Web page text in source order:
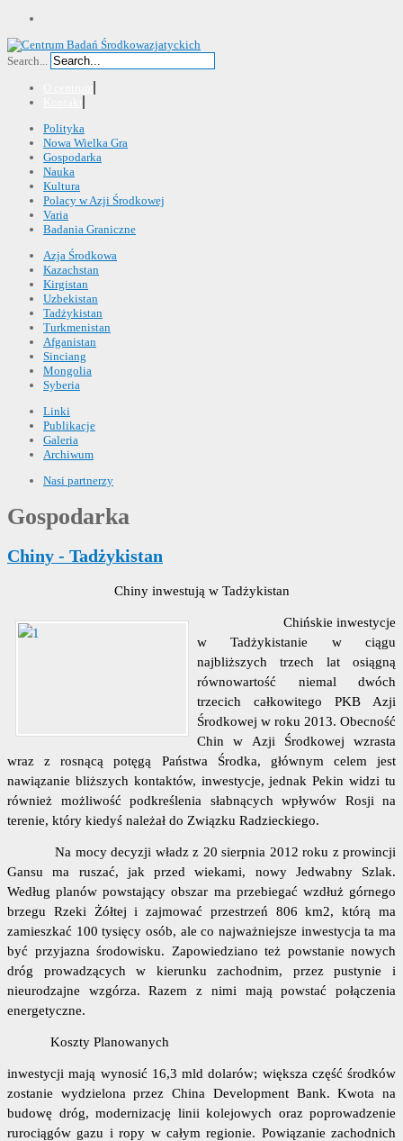
Search...
Polityka
Nowa Wielka Gra
Gospodarka
Nauka
Kultura
Polacy w Azji Środkowej
Varia
Badania Graniczne
Azja Środkowa
Kazachstan
Kirgistan
Uzbekistan
Tadżykistan
Turkmenistan
Afganistan
Sinciang
Mongolia
Syberia
Linki
Publikacje
Galeria
Archiwum
Nasi partnerzy
Gospodarka
Chiny - Tadżykistan
Chiny inwestują w Tadżykistan
Chińskie inwestycje
w Tadżykistanie w ciągu
najbliższych trzech lat osiągną
równowartość niemal dwóch
trzecich całkowitego PKB Azji
Środkowej w roku 2013. Obecność
Chin w Azji Środkowej wzrasta
wraz z rosnącą potęgą Państwa Środka, głównym celem jest
nawiązanie bliższych kontaktów, inwestycje, jednak Pekin widzi tu
również możliwość podkreślenia słabnących wpływów Rosji na
terenie, który kiedyś należał do Związku Radzieckiego.
Na mocy decyzji władz z 20 sierpnia 2012 roku z prowincji
Gansu ma ruszać, jak przed wiekami, nowy Jedwabny Szlak.
Według planów powstający obszar ma przebiegać wzdłuż górnego
brzegu Rzeki Żółtej i zajmować przestrzeń 806 km2, którą ma
zamieszkać 100 tysięcy osób, ale co najważniejsze inwestycja ta ma
być przyjazna środowisku. Zapowiedziano też powstanie nowych
dróg prowadzących w kierunku zachodnim, przez pustynie i
nieurodzajne wzgórza. Razem z nimi mają powstać połączenia
energetyczne.
Koszty Planowanych
inwestycji mają wynosić 16,3 mld dolarów; większa część środków
zostanie wydzielona przez China Development Bank. Kwota na
budowę dróg, modernizację linii kolejowych oraz poprowadzenie
rurociągów gazu i ropy w całym regionie. Powiązanie zachodnich